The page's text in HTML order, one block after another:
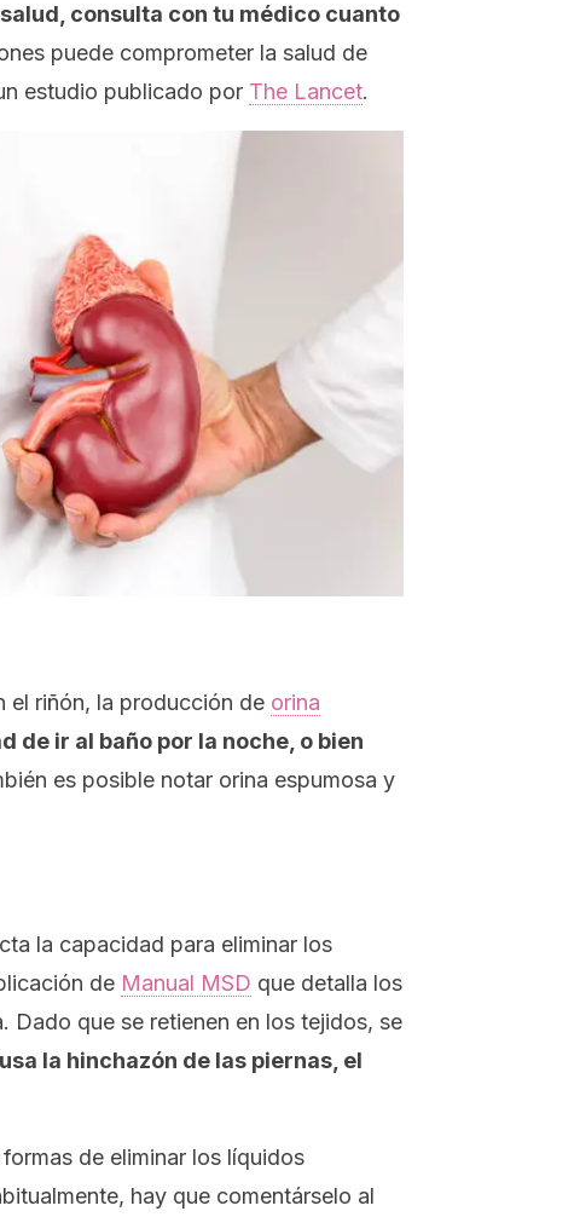
consulta con tu médico cuanto
puede comprometer la salud de
estudio publicado por The Lancet.
el riñón, la producción de orina
de ir al baño por la noche, o bien
es posible notar orina espumosa y
la capacidad para eliminar los
de Manual MSD que detalla los
Dado que se retienen en los tejidos, se
la hinchazón de las piernas, el
de eliminar los líquidos
hay que comentárselo al